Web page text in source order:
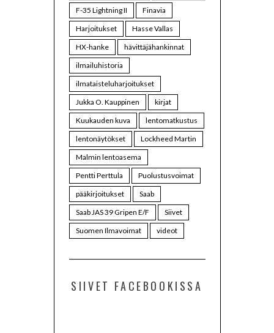
F-35 Lightning II
Finavia
Harjoitukset
Hasse Vallas
HX-hanke
hävittäjähankinnat
ilmailuhistoria
ilmataisteluharjoitukset
Jukka O. Kauppinen
kirjat
Kuukauden kuva
lentomatkustus
lentonäytökset
Lockheed Martin
Malmin lentoasema
Pentti Perttula
Puolustusvoimat
pääkirjoitukset
Saab
Saab JAS 39 Gripen E/F
Siivet
Suomen Ilmavoimat
videot
SIIVET FACEBOOKISSA